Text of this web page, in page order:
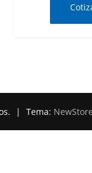
de
| Tema: NewStore